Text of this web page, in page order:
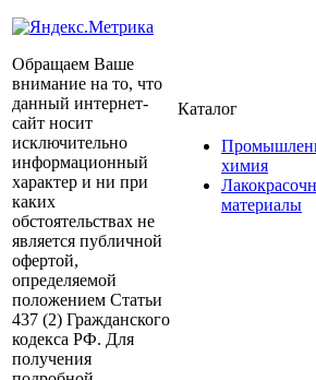
Обращаем Ваше
внимание на то, что
данный интернет-
сайт носит
исключительно
информационный
характер и ни при
каких
обстоятельствах не
является публичной
офертой,
определяемой
положением Статьи
437 (2) Гражданского
кодекса РФ. Для
получения
Каталог
химия
материалы